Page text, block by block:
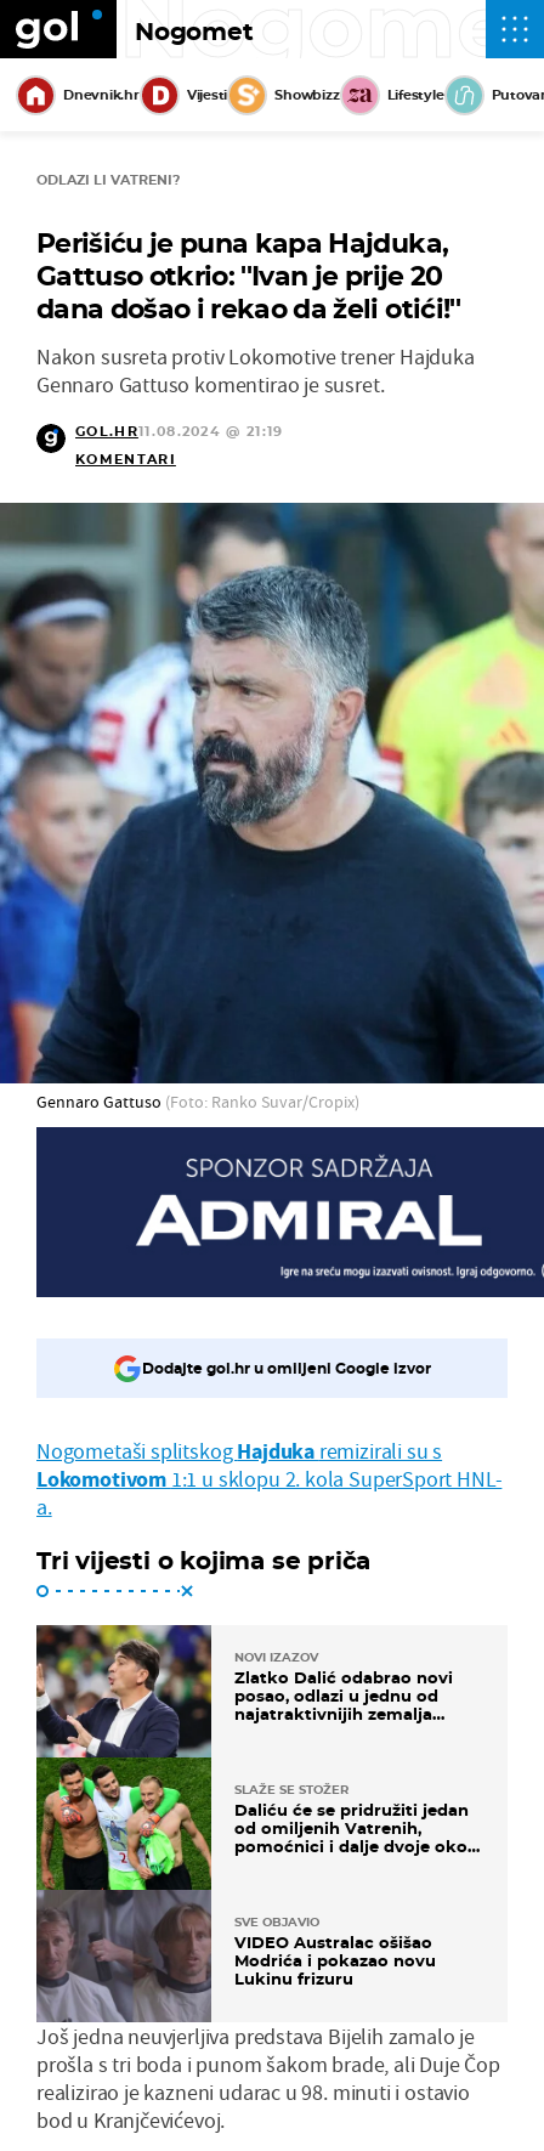
Nogomet
Dnevnik.hr Vijesti Showbizz Lifestyle
ODLAZI LI VATRENI?
Perišiću je puna kapa Hajduka,
Gattuso otkrio: ''Ivan je prije 20
dana došao i rekao da želi otići!''
Nakon susreta protiv Lokomotive trener Hajduka
Gennaro Gattuso komentirao je susret.
GOL.HR11.08.2024 @ 21:19
KOMENTARI
Gennaro Gattuso (Foto: Ranko Suvar/Cropix)
Dodajte gol.hr u omiljeni Google izvor
Nogometaši splitskogHajduka remizirali su s
Lokomotivom 1:1 u sklopu 2. kola SuperSport HNL-
a.
Tri vijesti o kojima se priča
NOVI IZAZOV
Zlatko Dalić odabrao novi
posao, odlazi u jednu od
najatraktivnijih zemalja
SLAŽE SE STOŽER
Daliću će se pridružiti jedan
od omiljenih Vatrenih,
pomoćnici i dalje dvoje oko
SVE OBJAVIO
VIDEO Australac ošišao
Modrića i pokazao novu
Lukinu frizuru
Još jedna neuvjerljiva predstava Bijelih zamalo je
prošla s tri boda i punom šakom brade, ali Duje Čop
realizirao je kazneni udarac u 98. minuti i ostavio
bod u Kranjčevićevoj.